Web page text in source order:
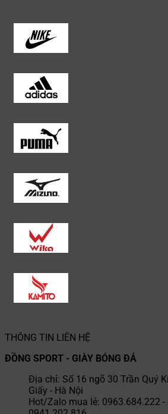
THÔNG TIN LIÊN HỆ
ĐỒNG SPORT - GIÀY BÓNG ĐÁ
Địa chỉ: Số 16 ngõ 30 Trần Quý
Giấy - Hà Nội
Hot/Zalo mua lẻ: 0963.684.222